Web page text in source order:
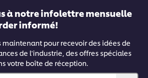
à notre infolettre mensuelle
informé!
maintenant pour recevoir des idées de
de l'industrie, des offres spéciales
votre boîte de réception.